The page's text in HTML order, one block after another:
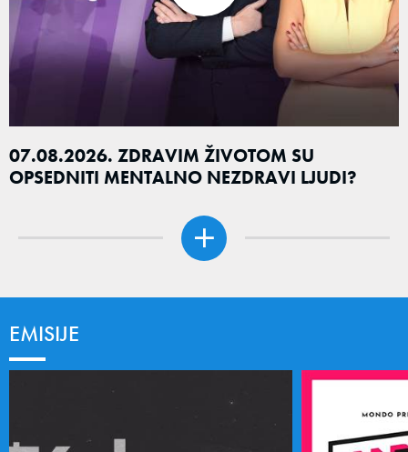
07.08.2026. ZDRAVIM ŽIVOTOM SU
OPSEDNITI MENTALNO NEZDRAVI LJUDI?
EMISIJE